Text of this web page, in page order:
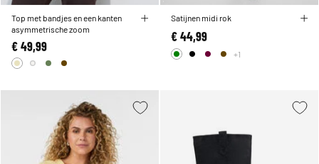
Top met bandjes en een kanten
asymmetrische zoom
€ 49,99
Satijnen midi rok
€ 44,99
+1